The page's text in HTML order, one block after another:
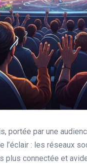
portée par une
: les réseaux
plus connectée et